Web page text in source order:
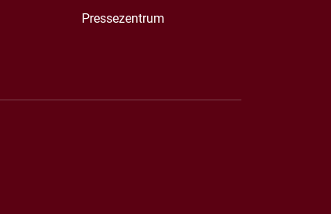
Pressezentrum